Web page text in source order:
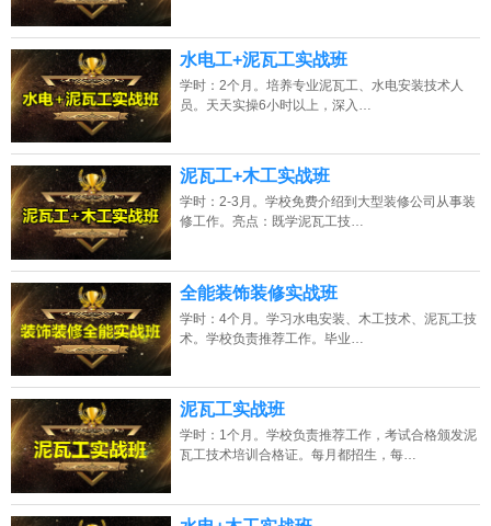
水电工+泥瓦工实战班
学时：2个月。培养专业泥瓦工、水电安装技术人
员。天天实操6小时以上，深入…
泥瓦工+木工实战班
学时：2-3月。学校免费介绍到大型装修公司从事装
修工作。亮点：既学泥瓦工技…
全能装饰装修实战班
学时：4个月。学习水电安装、木工技术、泥瓦工技
术。学校负责推荐工作。毕业…
泥瓦工实战班
学时：1个月。学校负责推荐工作，考试合格颁发泥
瓦工技术培训合格证。每月都招生，每…
河南的网友正进入本页访问